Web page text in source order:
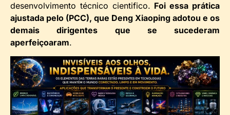
desenvolvimento técnico cientifico. Foi essa prática
ajustada pelo (PCC), que Deng Xiaoping adotou e os
demais dirigentes que se sucederam
aperfeiçoaram.